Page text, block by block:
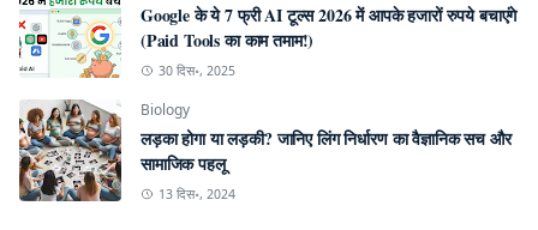
Google के ये 7 फ्री AI टूल्स 2026 में आपके हजारों रुपये बचाएंगे
(Paid Tools का काम तमाम!)
30 दिस॰, 2025
Biology
लड़का होगा या लड़की? जानिए लिंग निर्धारण का वैज्ञानिक सच और
सामाजिक पहलू
13 दिस॰, 2024